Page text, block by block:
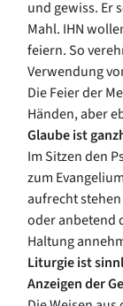
und gewiss. Er
Mahl. IHN
feiern. So
Verwendung
Die Feier der
Händen, aber
Glaube ist
Im Sitzen den
zum
aufrecht
oder anbetend
Haltung
Liturgie ist
Anzeigen der